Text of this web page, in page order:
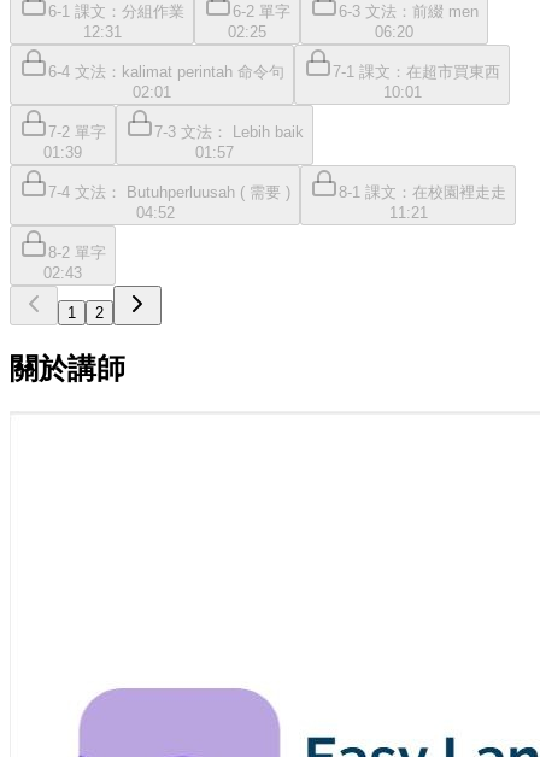
6-1 課文：分組作業
12:31
6-2 單字
02:25
6-3 文法：前綴 men
06:20
6-4 文法：kalimat perintah 命令句
02:01
7-1 課文：在超市買東西
10:01
7-2 單字
01:39
7-3 文法： Lebih baik
01:57
7-4 文法： Butuhperluusah ( 需要 )
04:52
8-1 課文：在校園裡走走
11:21
8-2 單字
02:43
1 2
關於講師